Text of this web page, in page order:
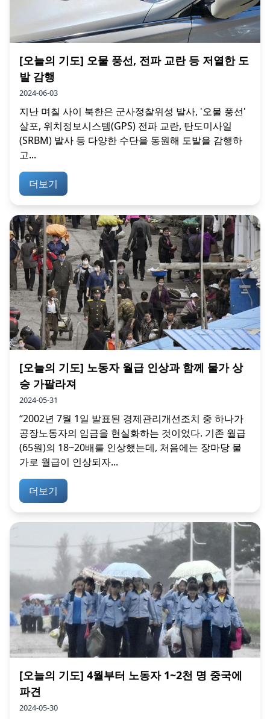
[오늘의 기도] 오물 풍선, 전파 교란 등 저열한 도
발 감행
2024-06-03
지난 며칠 사이 북한은 군사정찰위성 발사, '오물 풍선'
살포, 위치정보시스템(GPS) 전파 교란, 탄도미사일
(SRBM) 발사 등 다양한 수단을 동원해 도발을 감행하
고...
더보기
[오늘의 기도] 노동자 월급 인상과 함께 물가 상
승 가팔라져
2024-05-31
“2002년 7월 1일 발표된 경제관리개선조치 중 하나가
공장노동자의 임금을 현실화하는 것이었다. 기존 월급
(65원)의 18~20배를 인상했는데, 처음에는 장마당 물
가로 월급이 인상되자...
더보기
[오늘의 기도] 4월부터 노동자 1~2천 명 중국에
파견
2024-05-30